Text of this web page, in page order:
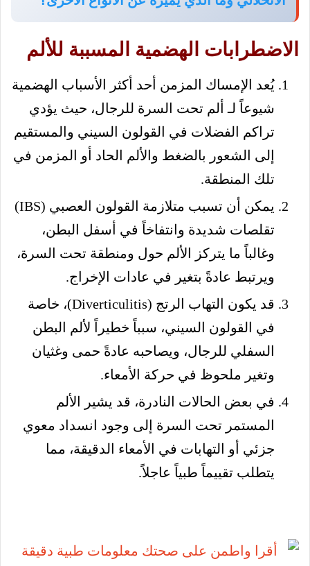
الاضطرابات الهضمية المسببة للألم
يُعد الإمساك المزمن أحد أكثر الأسباب الهضمية
شيوعاً لـ ألم تحت السرة للرجال، حيث يؤدي
تراكم الفضلات في القولون السيني والمستقيم
إلى الشعور بالضغط والألم الحاد أو المزمن في
تلك المنطقة.
يمكن أن تسبب متلازمة القولون العصبي (IBS)
تقلصات شديدة وانتفاخاً في أسفل البطن،
وغالباً ما يتركز الألم حول ومنطقة تحت السرة،
ويرتبط عادةً بتغير في عادات الإخراج.
قد يكون التهاب الرتج (Diverticulitis)، خاصة
في القولون السيني، سبباً خطيراً لألم البطن
السفلي للرجال، ويصاحبه عادةً حمى وغثيان
وتغير ملحوظ في حركة الأمعاء.
في بعض الحالات النادرة، قد يشير الألم
المستمر تحت السرة إلى وجود انسداد معوي
جزئي أو التهابات في الأمعاء الدقيقة، مما
يتطلب تقييماً طبياً عاجلاً.